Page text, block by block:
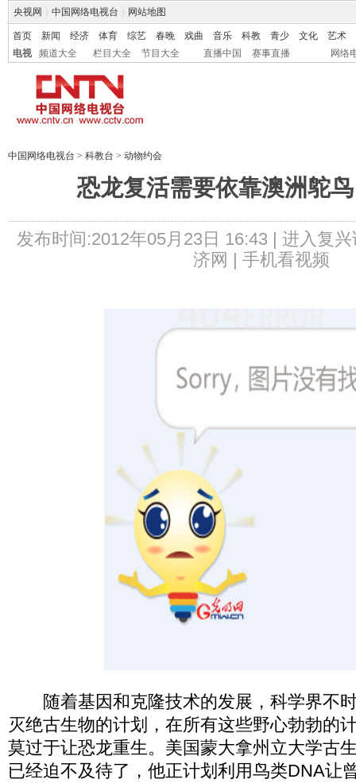
央视网 中国网络电视台 网站地图
首页 新闻 经济 体育 综艺 春晚 戏曲 音乐 科教 青少 文化
艺术
电视
频道大全 栏目大全 节目大全 直播中国 赛事直播 网络
中国网络电视台 > 科教台 > 动物约会
恐龙复活需要依靠澳洲鸵
发布时间:2012年05月23日 16:43 | 进入复兴
济网 | 手机看视频
随着基因和克隆技术的发展，科学界不
灭绝古生物的计划，在所有这些野心勃勃的
莫过于让恐龙重生。美国蒙大拿州立大学古
已经迫不及待了，他正计划利用鸟类DNA让